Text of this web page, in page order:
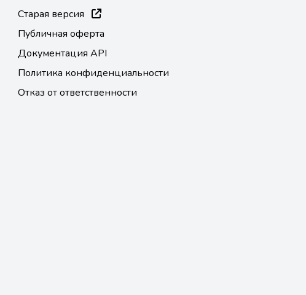
Старая версия
Публичная оферта
Документация API
Политика конфиденциальности
Отказ от ответственности